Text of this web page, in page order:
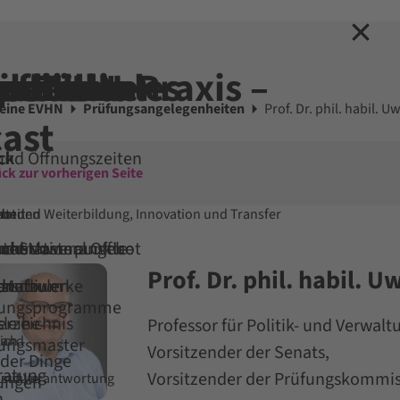
Masterangebot
und Weiterbildung, Innovation und Transfer
Office
vor
Verantwortung
Schwerpunkte
EVHN
Öffnungszeiten
Info
Dinge
für die Praxis –
EVHN Prüfungsangelegenheiten Prof. Dr. phil. habil.
zur vorherigen Seite
Prof. Dr. phil. habil.
Professor für Politik- und
Vorsitzender der Senats,
Vorsitzender der